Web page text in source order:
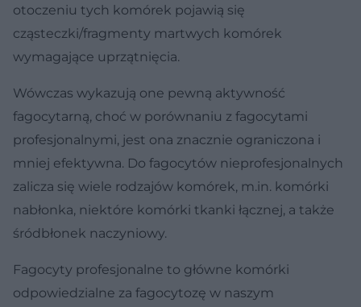
otoczeniu tych komórek pojawią się
cząsteczki/fragmenty martwych komórek
wymagające uprzątnięcia.
Wówczas wykazują one pewną aktywność
fagocytarną, choć w porównaniu z fagocytami
profesjonalnymi, jest ona znacznie ograniczona i
mniej efektywna. Do fagocytów nieprofesjonalnych
zalicza się wiele rodzajów komórek, m.in. komórki
nabłonka, niektóre komórki tkanki łącznej, a także
śródbłonek naczyniowy.
Fagocyty profesjonalne to główne komórki
odpowiedzialne za fagocytozę w naszym